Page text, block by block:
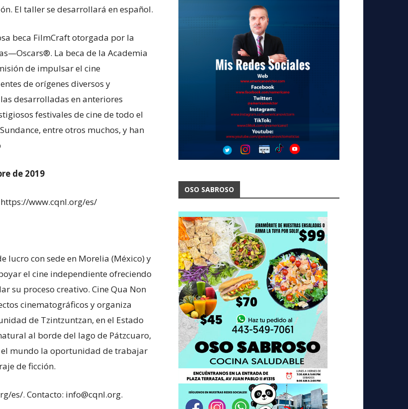
El taller se desarrollará en español.
beca FilmCraft otorgada por la
La beca de la Academia
de impulsar el cine
de orígenes diversos y
desarrolladas en anteriores
festivales de cine de todo el
entre otros muchos, y han
de 2019
www.cqnl.org/es/
lucro con sede en Morelia (México) y
el cine independiente ofreciendo
su proceso creativo. Cine Qua Non
cinematográficos y organiza
de Tzintzuntzan, en el Estado
al borde del lago de Pátzcuaro,
mundo la oportunidad de trabajar
de ficción.
es/. Contacto: info@cqnl.org.
OSO SABROSO